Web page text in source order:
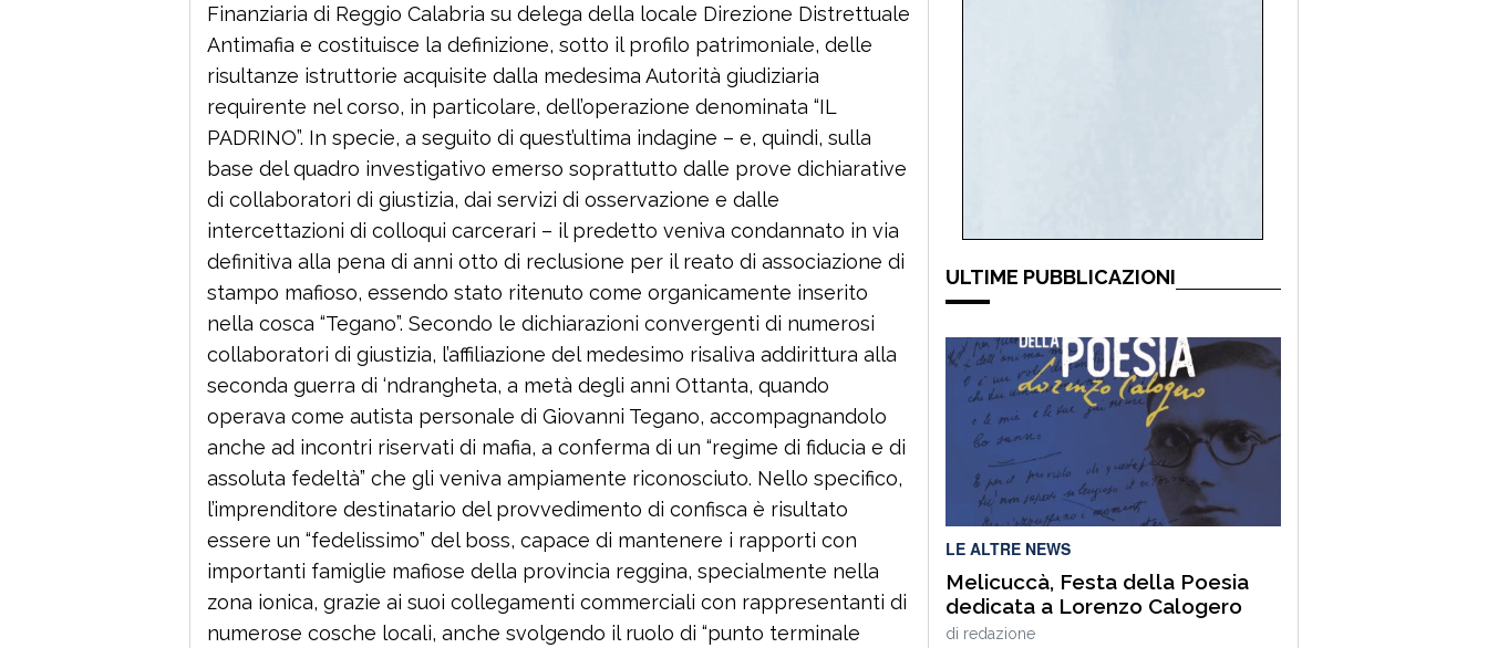
Finanziaria di Reggio Calabria su delega della locale Direzione Distrettuale
Antimafia e costituisce la definizione, sotto il profilo patrimoniale, delle
risultanze istruttorie acquisite dalla medesima Autorità giudiziaria
requirente nel corso, in particolare, dell’operazione denominata “IL
PADRINO”. In specie, a seguito di quest’ultima indagine – e, quindi, sulla
base del quadro investigativo emerso soprattutto dalle prove dichiarative
di collaboratori di giustizia, dai servizi di osservazione e dalle
intercettazioni di colloqui carcerari – il predetto veniva condannato in via
definitiva alla pena di anni otto di reclusione per il reato di associazione di
stampo mafioso, essendo stato ritenuto come organicamente inserito
nella cosca “Tegano”. Secondo le dichiarazioni convergenti di numerosi
collaboratori di giustizia, l’affiliazione del medesimo risaliva addirittura alla
seconda guerra di ‘ndrangheta, a metà degli anni Ottanta, quando
operava come autista personale di Giovanni Tegano, accompagnandolo
anche ad incontri riservati di mafia, a conferma di un “regime di fiducia e di
assoluta fedeltà” che gli veniva ampiamente riconosciuto. Nello specifico,
l’imprenditore destinatario del provvedimento di confisca è risultato
essere un “fedelissimo” del boss, capace di mantenere i rapporti con
importanti famiglie mafiose della provincia reggina, specialmente nella
zona ionica, grazie ai suoi collegamenti commerciali con rappresentanti di
numerose cosche locali, anche svolgendo il ruolo di “punto terminale
ULTIME PUBBLICAZIONI
LE ALTRE NEWS
Melicuccà, Festa della Poesia
dedicata a Lorenzo Calogero
di redazione